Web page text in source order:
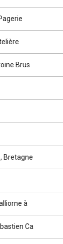
Brus
Bretagne
à
Ca